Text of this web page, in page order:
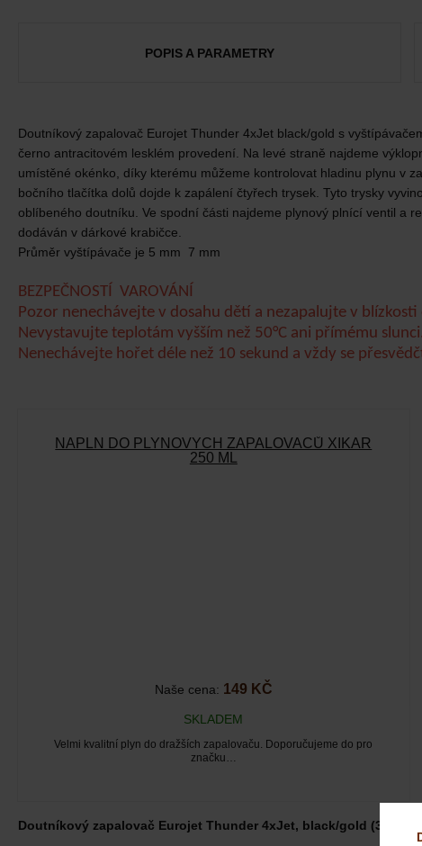
POPIS A PARAMETRY
Doutníkový zapalovač Eurojet Thunder 4xJet black/gold s
černo antracitovém lesklém provedení. Na levé straně najdeme
umístěné okénko, díky kterému můžeme kontrolovat hladinu plynu v
bočního tlačítka dolů dojde k zapálení čtyřech trysek. Tyto trysky
oblíbeného doutníku. Ve spodní části najdeme plynový plnící ventil a
dodáván v dárkové krabičce.
Průměr vyštípávače je 5 mm 7 mm
BEZPEČNOSTÍ VAROVÁNÍ
Pozor nenechávejte v dosahu dětí a nezapalujte v
Nevystavujte teplotám vyšším než 50°C ani přímému
Nenechávejte hořet déle než 10 sekund a vždy se
NÁPLŇ DO PLYNOVÝCH ZAPALOVAČŮ XIKAR
250 ML
Naše cena: 149 KČ
SKLADEM
Velmi kvalitní plyn do dražších zapalovaču. Doporučujeme do pro
značku…
Doutníkový zapalovač Eurojet Thunder 4xJet, black/gold